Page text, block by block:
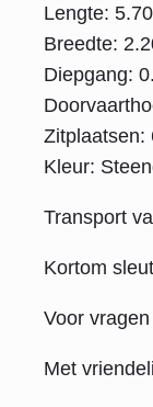
Lengte:
Breedte:
Diepgang:
Zitplaatsen:
Kleur:
Transport
Kortom
Voor
Met